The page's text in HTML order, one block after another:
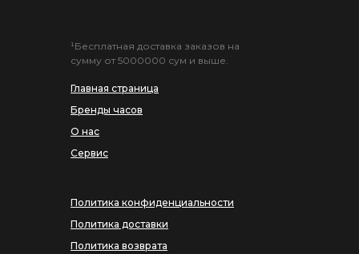
Главная страница
Бренды часов
О нас
Сервис
¹Бесплатная доставка заказов на
сумму от 5000000 сум и выше.
Политика конфиденциальности
Политика доставки
Политика возврата